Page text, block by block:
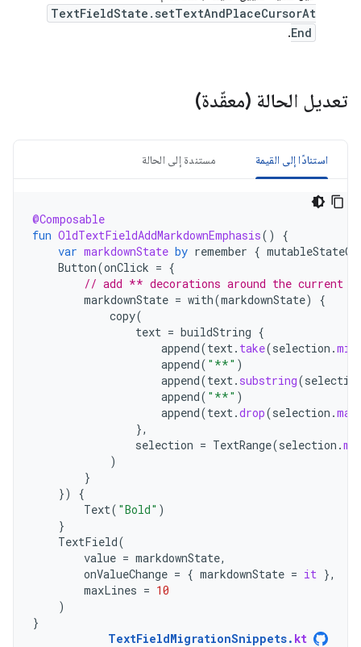
TextFieldState.setTextAndPlaceCursorAt
End
.
تعديل الحالة (معقّدة)
استنادًا إلى القيمة مستندة إلى الحالة
@Composable
fun OldTextFieldAddMarkdownEmphasis()
{
var markdownState by remember { mutableStateOf
Button(onClick = {
// add ** decorations around the current
markdownState = with(markdownState)
{
copy(
text = buildString {
append(text. take(selection .min
append( "**" )
append(text. substring(
append( "**" )
append(text.drop(selection .max
},
selection = TextRange(selection .
)
}
})
{
Text( "Bold" )
}
TextField(
value = markdownState,
onValueChange = { markdownState = it },
maxLines = 10
)
}
TextFieldMigrationSnippets. kt